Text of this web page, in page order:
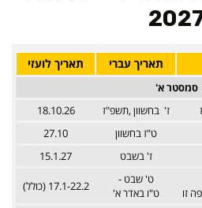
תאריך עברי תאריך לועזי
סמסטר א'
ז' בחשוון ,תשפ"ז
18.10.26
ט"ז בחשוון
27.10
ז' בשבט
15.1.27
זו
ט' שבט -
ט"ו באדר א'
17.1-22.2 (כולל)